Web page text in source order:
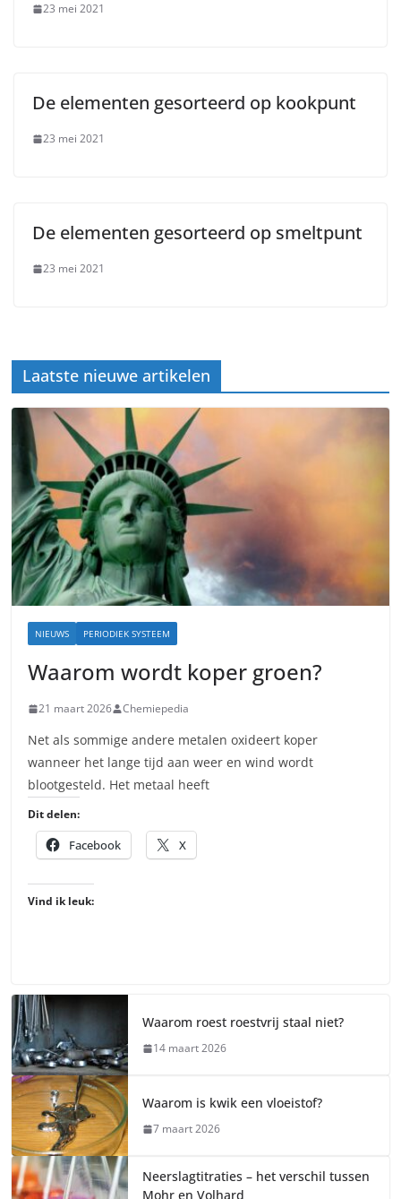
23 mei 2021
De elementen gesorteerd op kookpunt
23 mei 2021
De elementen gesorteerd op smeltpunt
23 mei 2021
Laatste nieuwe artikelen
NIEUWS PERIODIEK SYSTEEM
Waarom wordt koper groen?
21 maart 2026 Chemiepedia
Net als sommige andere metalen oxideert koper
wanneer het lange tijd aan weer en wind wordt
blootgesteld. Het metaal heeft
Dit delen:
Facebook X
Vind ik leuk:
Waarom roest roestvrij staal niet?
14 maart 2026
Waarom is kwik een vloeistof?
7 maart 2026
Neerslagtitraties – het verschil tussen
Mohr en Volhard